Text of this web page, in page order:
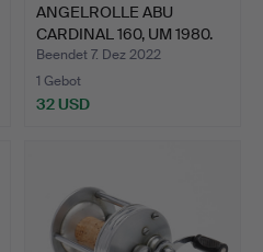
ANGELROLLE ABU
CARDINAL 160, UM 1980.
Beendet 7. Dez 2022
1 Gebot
32 USD